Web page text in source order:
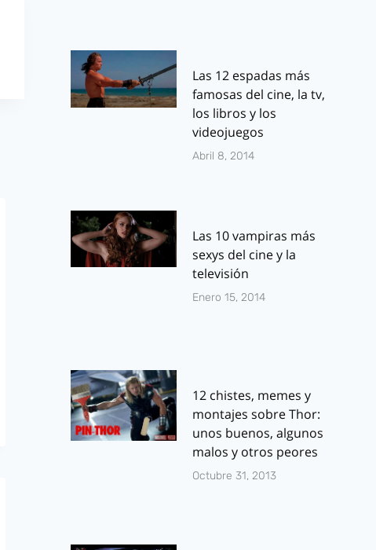
Las 12 espadas más
famosas del cine, la tv,
los libros y los
videojuegos
Abril 8, 2014
Las 10 vampiras más
sexys del cine y la
televisión
Enero 15, 2014
12 chistes, memes y
montajes sobre Thor:
unos buenos, algunos
malos y otros peores
Octubre 31, 2013